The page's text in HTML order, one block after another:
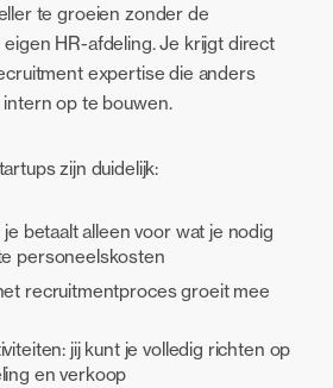
te groeien zonder de
HR-afdeling. Je krijgt direct
expertise die anders
op te bouwen.
zijn duidelijk:
betaalt alleen voor wat je nodig
personeelskosten
recruitmentproces groeit mee
jij kunt je volledig richten op
en verkoop